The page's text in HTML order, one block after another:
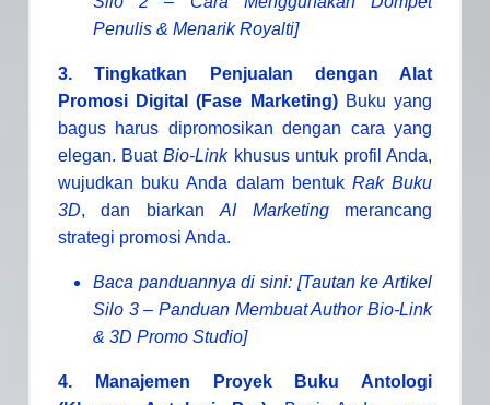
Penulis & Menarik Royalti]
3. Tingkatkan Penjualan dengan Alat
Promosi Digital (Fase Marketing)Buku yang
bagus harus dipromosikan dengan cara yang
elegan. BuatBio-Linkkhusus untuk profil Anda,
wujudkan buku Anda dalam bentuk Rak Buku
3D, dan biarkanAI Marketingmerancang
strategi promosi Anda.
Baca panduannya di sini: [Tautan ke Artikel
Silo 3 – Panduan Membuat Author Bio-Link
& 3D Promo Studio]
4. Manajemen Proyek Buku Antologi